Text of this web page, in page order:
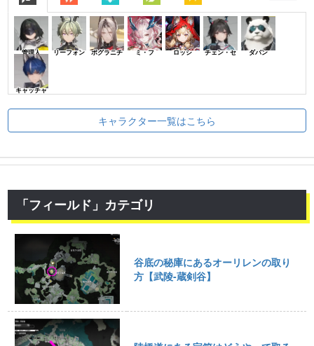
管理人 リーフォン ポグラニチ ミ・フ ロッシ チェン・セ ダパン
キャッチャ
キャラクター一覧はこちら
「フィールド」カテゴリ
谷底の秘庫にあるオーリレンの取り
方【武陵-蔵剣谷】